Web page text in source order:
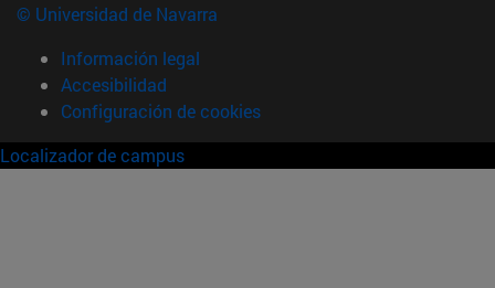
© Universidad de Navarra
Información legal
Accesibilidad
Configuración de cookies
Localizador de campus